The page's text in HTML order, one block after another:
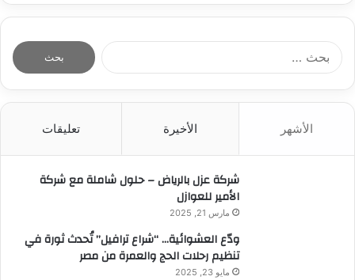
الأشهر الأخيرة تعليقات
شركة عزل بالرياض – حلول شاملة مع شركة
الأمير للعوازل
مارس 21, 2025
ودّع العشوائية… “شراع ترافيل” تُحدث ثورة في
تنظيم رحلات الحج والعمرة من مصر
مايو 23, 2025